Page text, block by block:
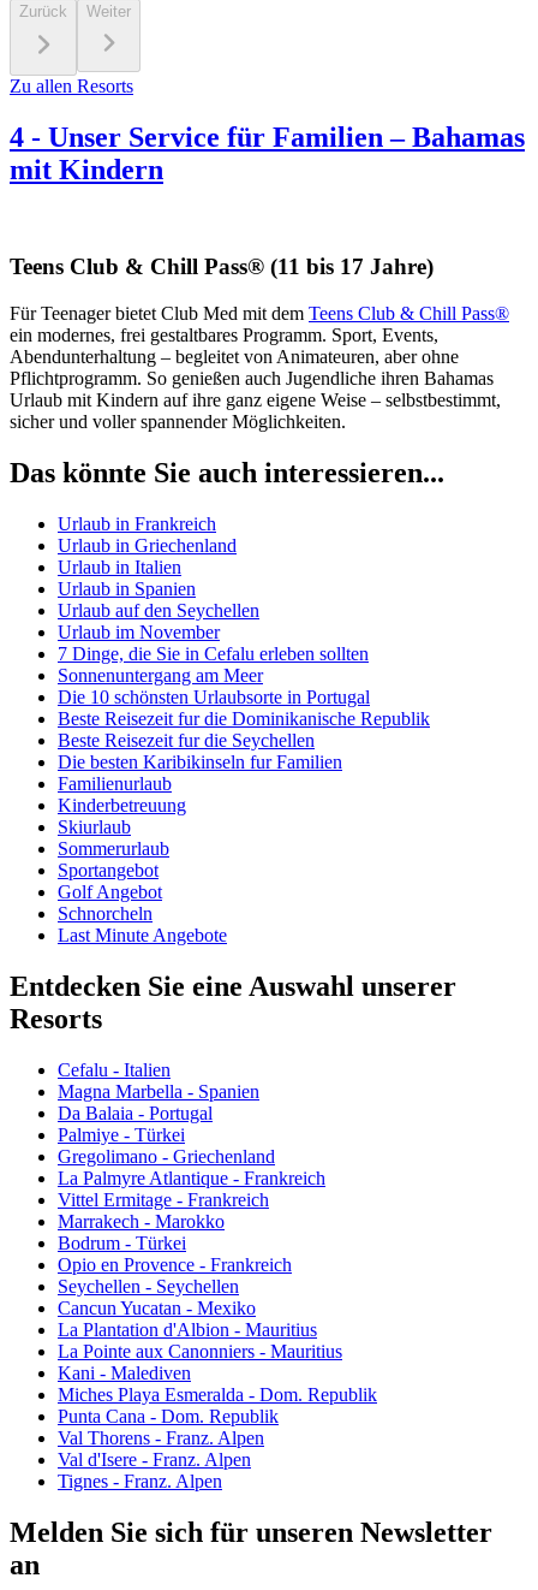
Zurück Weiter
Zu allen Resorts
4 - Unser Service für Familien – Bahamas
mit Kindern
Teens Club & Chill Pass® (11 bis 17 Jahre)
Für Teenager bietet Club Med mit dem Teens Club & Chill Pass®
ein modernes, frei gestaltbares Programm. Sport, Events,
Abendunterhaltung – begleitet von Animateuren, aber ohne
Pflichtprogramm. So genießen auch Jugendliche ihren Bahamas
Urlaub mit Kindern auf ihre ganz eigene Weise – selbstbestimmt,
sicher und voller spannender Möglichkeiten.
Das könnte Sie auch interessieren...
Urlaub in Frankreich
Urlaub in Griechenland
Urlaub in Italien
Urlaub in Spanien
Urlaub auf den Seychellen
Urlaub im November
7 Dinge, die Sie in Cefalu erleben sollten
Sonnenuntergang am Meer
Die 10 schönsten Urlaubsorte in Portugal
Beste Reisezeit fur die Dominikanische Republik
Beste Reisezeit fur die Seychellen
Die besten Karibikinseln fur Familien
Familienurlaub
Kinderbetreuung
Skiurlaub
Sommerurlaub
Sportangebot
Golf Angebot
Schnorcheln
Last Minute Angebote
Entdecken Sie eine Auswahl unserer
Resorts
Cefalu - Italien
Magna Marbella - Spanien
Da Balaia - Portugal
Palmiye - Türkei
Gregolimano - Griechenland
La Palmyre Atlantique - Frankreich
Vittel Ermitage - Frankreich
Marrakech - Marokko
Bodrum - Türkei
Opio en Provence - Frankreich
Seychellen - Seychellen
Cancun Yucatan - Mexiko
La Plantation d'Albion - Mauritius
La Pointe aux Canonniers - Mauritius
Kani - Malediven
Miches Playa Esmeralda - Dom. Republik
Punta Cana - Dom. Republik
Val Thorens - Franz. Alpen
Val d'Isere - Franz. Alpen
Tignes - Franz. Alpen
Melden Sie sich für unseren Newsletter
an